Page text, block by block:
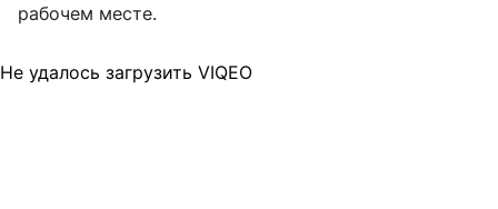
рабочем месте.
Не удалось загрузить VIQEO